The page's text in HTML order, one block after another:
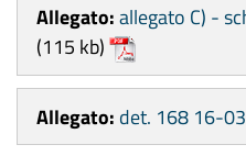
Allegato:allegato C) -
(115 kb)
Allegato: det. 168 16-